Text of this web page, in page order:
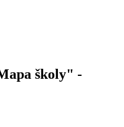
školy" -